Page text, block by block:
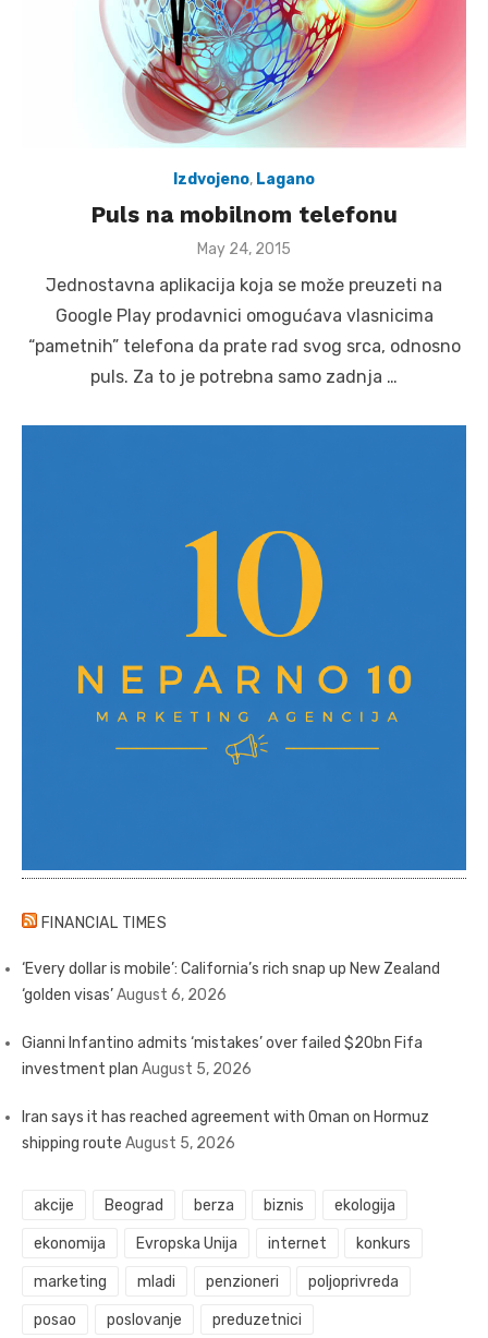
Izdvojeno, Lagano
Puls na mobilnom telefonu
Posted
May 24, 2015
Jednostavna aplikacija koja se može preuzeti na
Google Play prodavnici omogućava vlasnicima
“pametnih” telefona da prate rad svog srca, odnosno
puls. Za to je potrebna samo zadnja …
FINANCIAL TIMES
‘Every dollar is mobile’: California’s rich snap up New Zealand
‘golden visas’August 6, 2026
Gianni Infantino admits ‘mistakes’ over failed $20bn Fifa
investment plan August 5, 2026
Iran says it has reached agreement with Oman on Hormuz
shipping route August 5, 2026
akcije Beograd berza biznis ekologija
ekonomija Evropska Unija internet konkurs
marketing mladi penzioneri poljoprivreda
posao poslovanje preduzetnici